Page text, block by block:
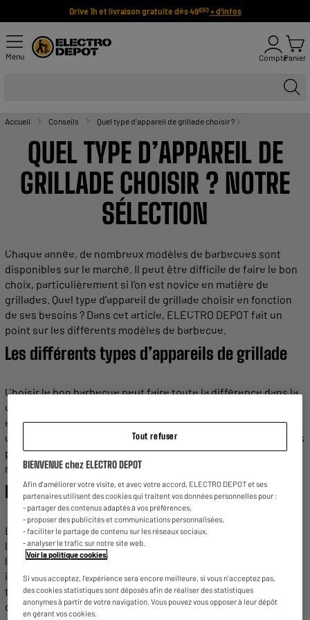
Drive 1h et livraison gratuite dès 49€90 + d'infos
Menu ComptePanier
Accueil Conseils Quel type d’appareil de grillade choisir ?
QUEL TYPED’APPAREIL DE
GRILLADE CHOISIR ? NOTRE
SÉLECTION
Chaque année, de nombreux modèles de barbecues sont
disponibles sur le marché. Il peut être difficile de faire le bon
choix, particulièrement si l’on est novice en matière de
grillades. Quel type d’appareil de grillade choisir en fonction
de ses besoins ? Dans cet article, ELECTRO DEPOT fait un
point sur les différents modèles de barbecue.
Les différents types d’appareils degrillade
Choisir le bonbarbecuepeut faire toute la différence dans la
qualité de vos repas en plein air. Difficile de s’y retrouver
entre tous ces modèles et options disponibles. Mais alors,
quel
grilladechoisir ? ELECTRO DEPOT vous
présente les spécificités de chaqueappareilafin de faire le
meilleurchoix.
Le barbecueélectrique pour sa praticité
Le barbecueélectrique est une excellente alternative pour
les personnes qui vivent en appartement. Il peut être utilisé à
la fois en intérieur que sur un balcon. Ce
idéal dans de nombreuses situations, car il est facile à
transporter. Il peut être emmené au camping ou se poser
dans un jardin à proximité d’une prise électrique.
Tout refuser
BIENVENUE chez ELECTRO DEPOT
Afin d'améliorer votre visite, et avec votre accord, ELECTRO DEPOT et ses
partenaires utilisent des cookies qui traitent vos données personnelles pour :
- partager des contenus adaptés à vos préférences,
- proposer des publicités et communications personnalisées,
- faciliter le partage de contenu sur les réseaux sociaux,
- analyser le trafic sur notre site web.
Voir la politique cookies.
Si vous acceptez, l'expérience sera encore meilleure, si vous n'acceptez pas,
des cookies statistiques sont déposés afin de réaliser des statistiques
anonymes à partir de votre navigation. Vous pouvez vous opposer à leur dépôt
en gérant vos cookies.